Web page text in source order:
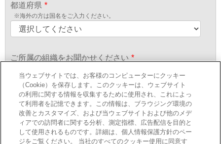
都道府県 *
※海外の方は国名をご入力ください。
ご所属の組織をお聞かせください *
役職についてお聞かせください *
当社は、個人情報の取り扱いにしたがってお客様の情報を取り扱
当ウェブサイトでは、お客様のコンピューターにクッキー
（Cookie）を保存します。このクッキーは、ウェブサイト
の利用に関する情報を収集するために使用され、これによっ
て利用者を記憶できます。この情報は、ブラウジング環境の
改善とカスタマイズ、および当ウェブサイトおよび他のメデ
ィアでの訪問者に関する分析、測定指標、広告配信を目的と
して使用されるものです。詳細は、個人情報保護方針のペー
ジをご覧ください。 当社のすべてのクッキー使用に同意す